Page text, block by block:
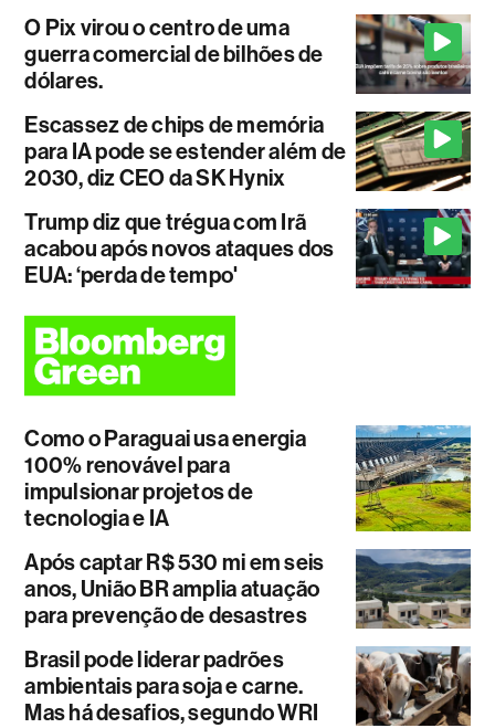
O Pix virou o centro de uma
guerra comercial de bilhões de
dólares.
Escassez de chips de memória
para IA pode se estender além de
2030, diz CEO da SK Hynix
Trump diz que trégua com Irã
acabou após novos ataques dos
EUA: ‘perda de tempo'
Como o Paraguai usa energia
100% renovável para
impulsionar projetos de
tecnologia e IA
Após captar R$ 530 mi em seis
anos, União BR amplia atuação
para prevenção de desastres
Brasil pode liderar padrões
ambientais para soja e carne.
Mas há desafios, segundo WRI